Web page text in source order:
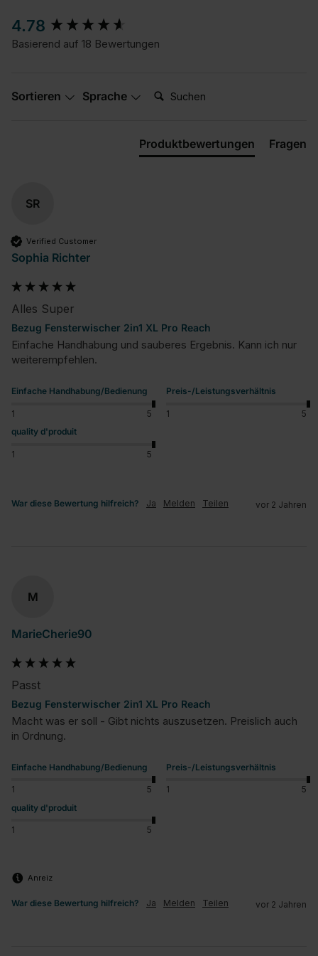
4.78
Basierend auf 18 Bewertungen
Sortieren Sprache Suchen:
Produktbewertungen Fragen
SR
Verified Customer
Sophia Richter
Alles Super
Bezug Fensterwischer 2in1 XL Pro Reach
Einfache Handhabung und sauberes Ergebnis. Kann ich nur
weiterempfehlen.
Einfache Handhabung/Bedienung
1 5
Preis-/Leistungsverhältnis
1
5
quality d'produit
1 5
War diese Bewertung hilfreich? Ja Melden Teilen vor 2 Jahren
M
MarieCherie90
Passt
Bezug Fensterwischer 2in1 XL Pro Reach
Macht was er soll - Gibt nichts auszusetzen. Preislich auch
in Ordnung.
Einfache Handhabung/Bedienung
1 5
Preis-/Leistungsverhältnis
1
5
quality d'produit
1 5
Anreiz
War diese Bewertung hilfreich? Ja Melden Teilen vor 2 Jahren
New content loaded